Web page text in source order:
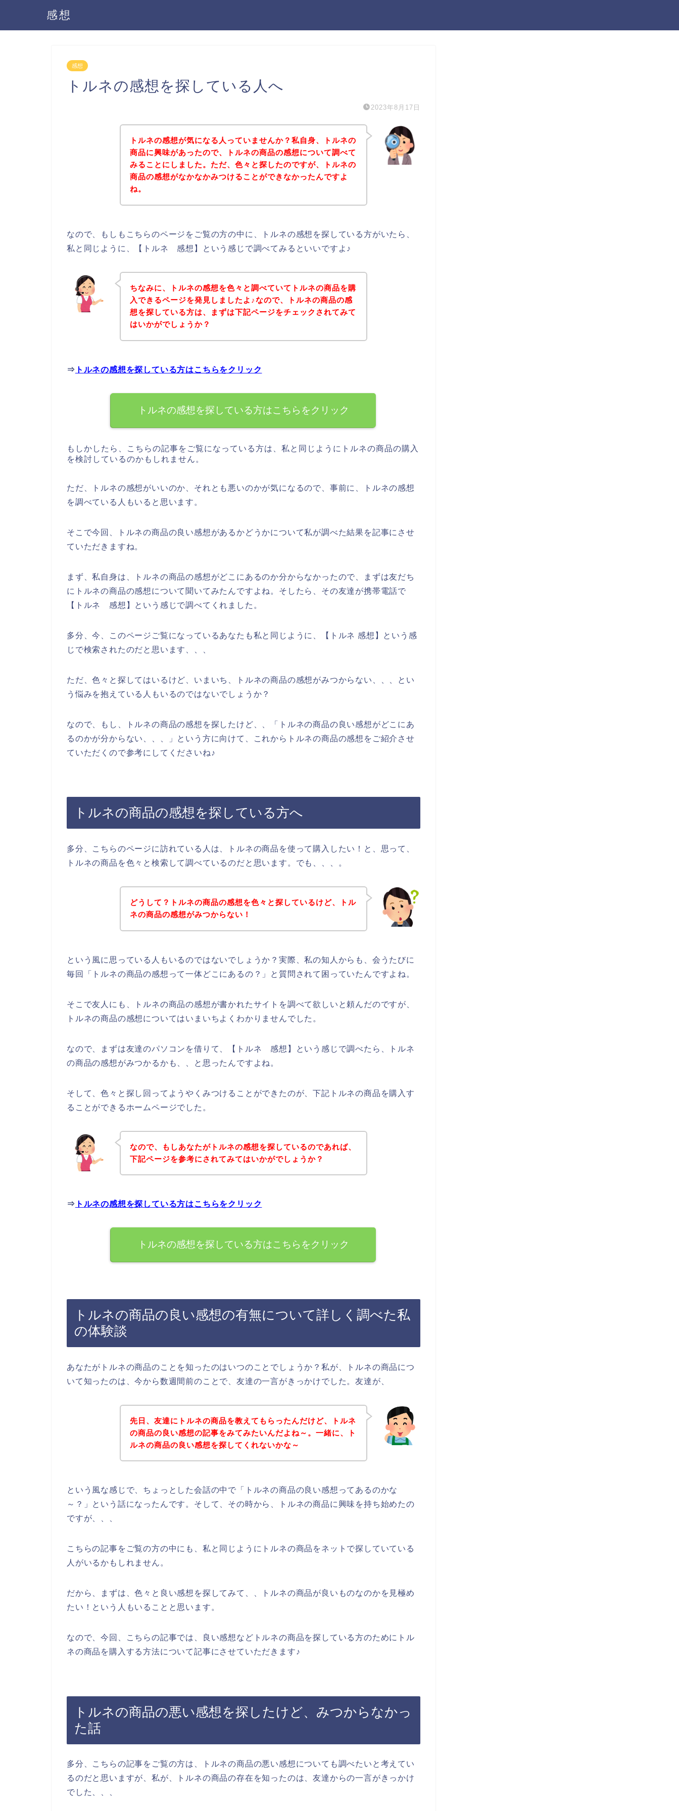
感想
感想
トルネの感想を探している人へ
2023年8月17日
トルネの感想が気になる人っていませんか？私自身、トルネの
商品に興味があったので、トルネの商品の感想について調べて
みることにしました。ただ、色々と探したのですが、トルネの
商品の感想がなかなかみつけることができなかったんですよ
ね。
なので、もしもこちらのページをご覧の方の中に、トルネの感想を探している方がいたら、
私と同じように、【トルネ 感想】という感じで調べてみるといいですよ♪
ちなみに、トルネの感想を色々と調べていてトルネの商品を購
入できるページを発見しましたよ♪なので、トルネの商品の感
想を探している方は、まずは下記ページをチェックされてみて
はいかがでしょうか？
⇒ トルネの感想を探している方はこちらをクリック
トルネの感想を探している方はこちらをクリック
もしかしたら、こちらの記事をご覧になっている方は、私と同じようにトルネの商品の購入
を検討しているのかもしれません。
ただ、トルネの感想がいいのか、それとも悪いのかが気になるので、事前に、トルネの感想
を調べている人もいると思います。
そこで今回、トルネの商品の良い感想があるかどうかについて私が調べた結果を記事にさせ
ていただきますね。
まず、私自身は、トルネの商品の感想がどこにあるのか分からなかったので、まずは友だち
にトルネの商品の感想について聞いてみたんですよね。そしたら、その友達が携帯電話で
【トルネ 感想】という感じで調べてくれました。
多分、今、このページご覧になっているあなたも私と同じように、【トルネ 感想】という感
じで検索されたのだと思います、、、
ただ、色々と探してはいるけど、いまいち、トルネの商品の感想がみつからない、、、とい
う悩みを抱えている人もいるのではないでしょうか？
なので、もし、トルネの商品の感想を探したけど、、「トルネの商品の良い感想がどこにあ
るのかが分からない、、、」という方に向けて、これからトルネの商品の感想をご紹介させ
ていただくので参考にしてくださいね♪
トルネの商品の感想を探している方へ
多分、こちらのページに訪れている人は、トルネの商品を使って購入したい！と、思って、
トルネの商品を色々と検索して調べているのだと思います。でも、、、。
どうして？トルネの商品の感想を色々と探しているけど、トル
ネの商品の感想がみつからない！
という風に思っている人もいるのではないでしょうか？実際、私の知人からも、会うたびに
毎回「トルネの商品の感想って一体どこにあるの？」と質問されて困っていたんですよね。
そこで友人にも、トルネの商品の感想が書かれたサイトを調べて欲しいと頼んだのですが、
トルネの商品の感想についてはいまいちよくわかりませんでした。
なので、まずは友達のパソコンを借りて、【トルネ 感想】という感じで調べたら、トルネ
の商品の感想がみつかるかも、、と思ったんですよね。
そして、色々と探し回ってようやくみつけることができたのが、下記トルネの商品を購入す
ることができるホームページでした。
なので、もしあなたがトルネの感想を探しているのであれば、
下記ページを参考にされてみてはいかがでしょうか？
⇒ トルネの感想を探している方はこちらをクリック
トルネの感想を探している方はこちらをクリック
トルネの商品の良い感想の有無について詳しく調べた私
の体験談
あなたがトルネの商品のことを知ったのはいつのことでしょうか？私が、トルネの商品につ
いて知ったのは、今から数週間前のことで、友達の一言がきっかけでした。友達が、
先日、友達にトルネの商品を教えてもらったんだけど、トルネ
の商品の良い感想の記事をみてみたいんだよね～。一緒に、ト
ルネの商品の良い感想を探してくれないかな～
という風な感じで、ちょっとした会話の中で「トルネの商品の良い感想ってあるのかな
～？」という話になったんです。そして、その時から、トルネの商品に興味を持ち始めたの
ですが、、、
こちらの記事をご覧の方の中にも、私と同じようにトルネの商品をネットで探していている
人がいるかもしれません。
だから、まずは、色々と良い感想を探してみて、、トルネの商品が良いものなのかを見極め
たい！という人もいることと思います。
なので、今回、こちらの記事では、良い感想などトルネの商品を探している方のためにトル
ネの商品を購入する方法について記事にさせていただきます♪
トルネの商品の悪い感想を探したけど、みつからなかっ
た話
多分、こちらの記事をご覧の方は、トルネの商品の悪い感想についても調べたいと考えてい
るのだと思いますが、私が、トルネの商品の存在を知ったのは、友達からの一言がきっかけ
でした、、、